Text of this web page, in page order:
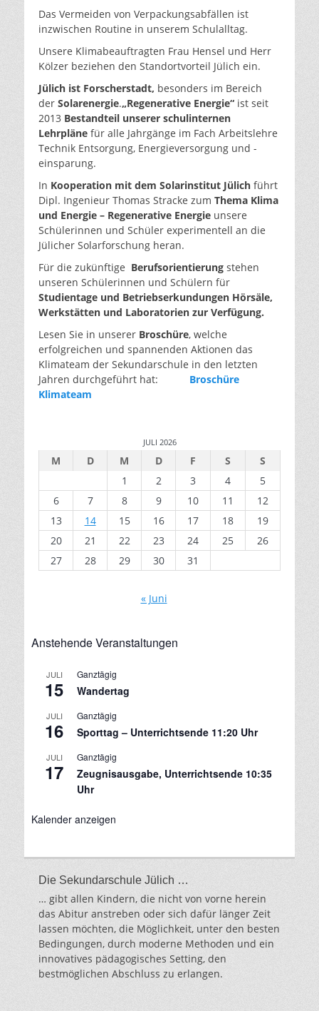
Das Vermeiden von Verpackungsabfällen ist
inzwischen Routine in unserem Schulalltag.
Unsere Klimabeauftragten Frau Hensel und Herr
Kölzer beziehen den Standortvorteil Jülich ein.
Jülich ist Forscherstadt, besonders im Bereich
der Solarenergie.„Regenerative Energie“ ist seit
2013 Bestandteil unserer schulinternen
Lehrpläne für alle Jahrgänge im Fach Arbeitslehre
Technik Entsorgung, Energieversorgung und -
einsparung.
In Kooperation mit dem Solarinstitut Jülich führt
Dipl. Ingenieur Thomas Stracke zum Thema Klima
und Energie – Regenerative Energie unsere
Schülerinnen und Schüler experimentell an die
Jülicher Solarforschung heran.
Für die zukünftige Berufsorientierung stehen
unseren Schülerinnen und Schülern für
Studientage und Betriebserkundungen Hörsäle,
Werkstätten und Laboratorien zur Verfügung.
Lesen Sie in unserer Broschüre, welche
erfolgreichen und spannenden Aktionen das
Klimateam der Sekundarschule in den letzten
Jahren durchgeführt hat:
Broschüre
Klimateam
JULI 2026
M D M D F S
S
1
2 3 4
5
6
7 8 9 10 11
12
13
14 15 16 17 18
19
20
21 22 23 24 25
26
27
28 29 30 31
« Juni
Anstehende Veranstaltungen
JULI
15
Ganztägig
Wandertag
JULI
16
Ganztägig
Sporttag – Unterrichtsende 11:20 Uhr
JULI
17
Ganztägig
Zeugnisausgabe, Unterrichtsende 10:35
Uhr
Kalender anzeigen
Die Sekundarschule Jülich …
… gibt allen Kindern, die nicht von vorne herein
das Abitur anstreben oder sich dafür länger Zeit
lassen möchten, die Möglichkeit, unter den besten
Bedingungen, durch moderne Methoden und ein
innovatives pädagogisches Setting, den
bestmöglichen Abschluss zu erlangen.